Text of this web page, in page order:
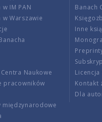
IM PAN
w Warszawie
Naukowe
pracowników
międzynarodowe
Banach
Inne
Kontakt
Dla